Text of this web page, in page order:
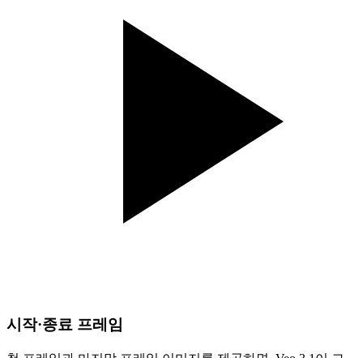
시작·종료 프레임